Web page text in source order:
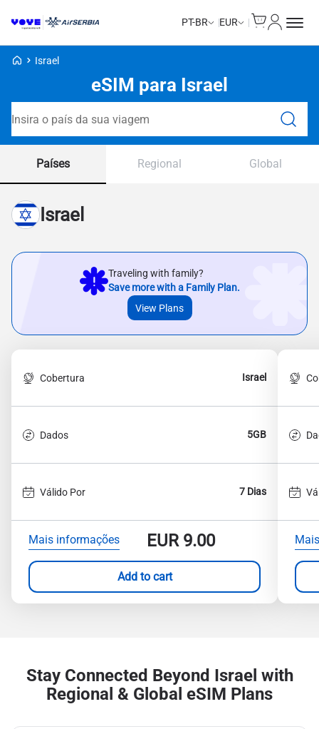
PT-BR EUR
Voye Homepage
Israel
eSIM para Israel
Países Regional Global
Israel
Traveling with family?
Save more with a Family Plan.
View Plans
Cobertura Israel
Dados 5GB
Válido Por 7 Dias
Mais informações EUR9.00
Add to cart
Stay Connected Beyond Israel with
Regional & Global eSIM Plans